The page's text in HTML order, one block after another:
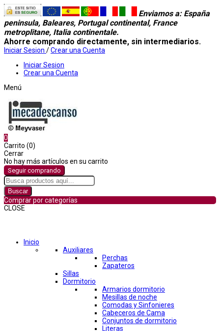
Enviamos a: España
peninsula, Baleares, Portugal continental, France
metroplitane, Italia continentale.
Ahorre comprando directamente, sin intermediarios.
Iniciar Sesion /Crear una Cuenta
Iniciar Sesion
Crear una Cuenta
Menú
0
Carrito (0)
Cerrar
No hay más artículos en su carrito
Seguir comprando
Buscar
Comprar por categorías
CLOSE
Inicio
Auxiliares
Perchas
Zapateros
Sillas
Dormitorio
Armarios dormitorio
Mesillas de noche
Comodas y Sinfonieres
Cabeceros de Cama
Conjuntos de dormitorio
Literas